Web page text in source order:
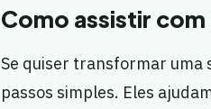
Como assistir
Se quiser transformar uma
passos simples. Eles